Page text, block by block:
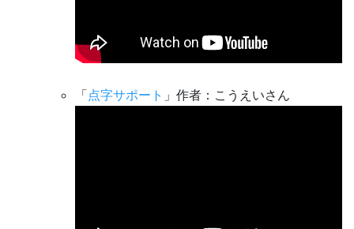
「点字サポート 」作者：こうえいさん